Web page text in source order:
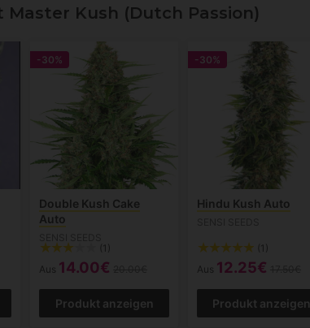
Kush (Dutch Passion)
-30%
Double Kush Cake
Auto
(1)
Aus 14.00€
Produkt anzeigen
-30%
Hindu Kush Auto
(1)
Aus 12.25€
Produkt anzeigen